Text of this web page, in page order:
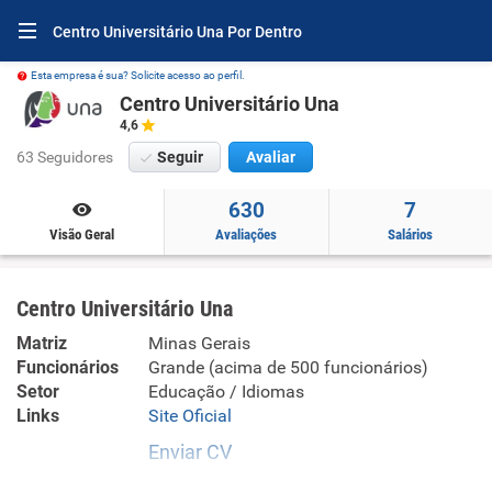
Centro Universitário Una Por Dentro
Esta empresa é sua? Solicite acesso ao perfil.
Centro Universitário Una
4,6
63 Seguidores Seguir Avaliar
Visão Geral
630
Avaliações
7
Salários
Centro Universitário Una
Matriz
Minas Gerais
Funcionários
Grande (acima de 500 funcionários)
Setor
Educação / Idiomas
Links
Site Oficial
Enviar CV